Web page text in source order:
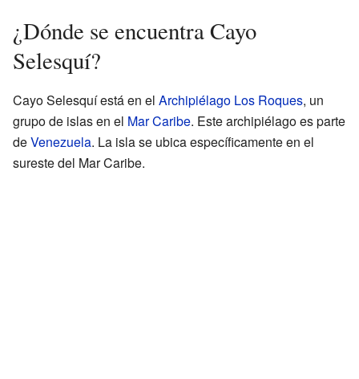
¿Dónde se encuentra Cayo
Selesquí?
Cayo Selesquí está en el Archipiélago Los Roques, un
grupo de islas en el Mar Caribe. Este archipiélago es parte
deVenezuela. La isla se ubica específicamente en el
sureste del Mar Caribe.